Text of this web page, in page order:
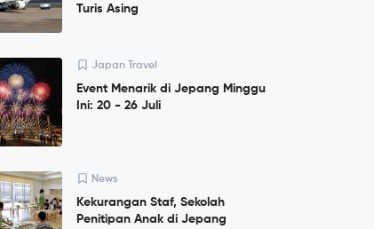
Turis Asing
Japan Travel
Event Menarik di Jepang Minggu
Ini: 20 - 26 Juli
News
Kekurangan Staf, Sekolah
Penitipan Anak di Jepang